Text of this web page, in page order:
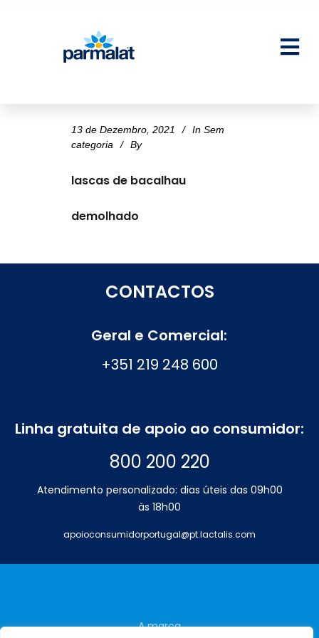
13 de Dezembro, 2021 In Sem
categoria
By
lascas de bacalhau
demolhado
CONTACTOS
Geral e Comercial:
+351 219 248 600
Linha gratuita de apoio ao consumidor:
800 200 220
Atendimento personalizado: dias úteis das 09h00
às 18h00
apoioconsumidorportugal@pt.lactalis.com
A marca